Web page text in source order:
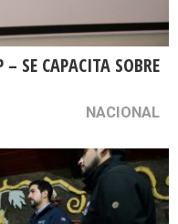
SE CAPACITA SOBRE
NACIONAL